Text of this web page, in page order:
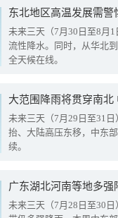
东北地区高温发展需
未来三天（7月30日至8月
流性降水。同时，从华北
全天候在线。
大范围降雨将贯穿南
未来三天（7月29日至31
抬、大陆高压东移，中东
续。
广东湖北河南等地多
未来三天（7月28日至30